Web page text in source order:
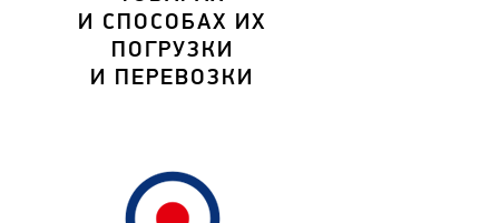
И СПОСОБАХ ИХ
ПОГРУЗКИ
И ПЕРЕВОЗКИ